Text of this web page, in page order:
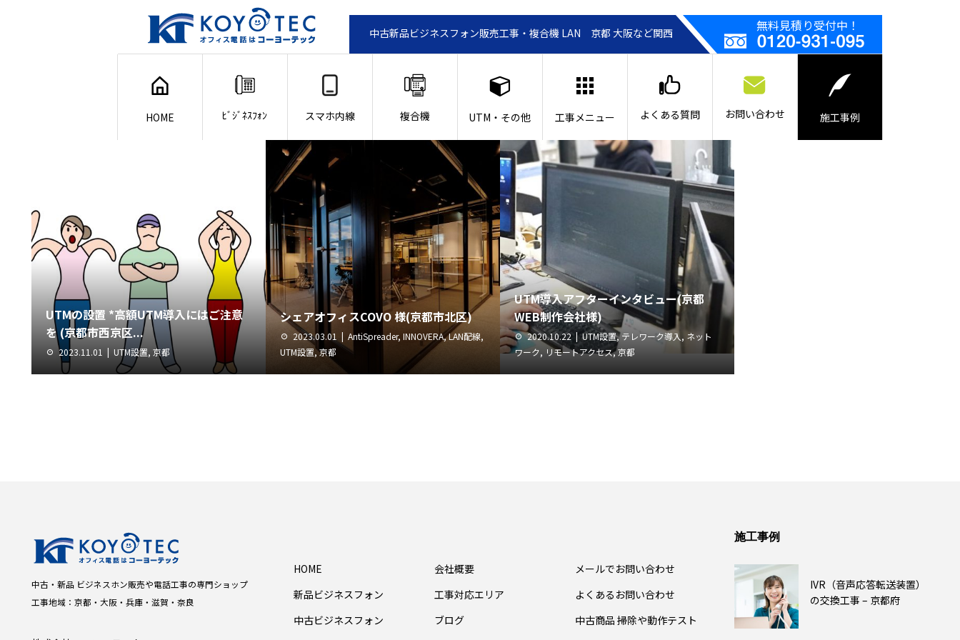
中古新品ビジネスフォン販売工事・複合機 LAN 京都 大阪など関西 無料見積り受付中！
HOME ﾋﾞｼﾞﾈｽﾌｫﾝ スマホ内線 複合機 UTM・その他 工事メニュー よくある質問 お問い合わせ 施工事例
UTMの設置 *高額UTM導入にはご注意
を (京都市西京区...
2023.11.01 UTM設置, 京都
シェアオフィスCOVO 様(京都市北区)
2023.03.01 AntiSpreader, INNOVERA,LAN配線,
UTM設置,京都
UTM導入アフターインタビュー(京都
WEB制作会社様)
2020.10.22 UTM設置,テレワーク導入, ネット
ワーク, リモートアクセス,京都
中古・新品 ビジネスホン販売や電話工事の専門ショップ
工事地域：京都・大阪・兵庫・滋賀・奈良
HOME
新品ビジネスフォン
中古ビジネスフォン
会社概要
工事対応エリア
ブログ
メールでお問い合わせ
よくあるお問い合わせ
中古商品 掃除や動作テスト
施工事例
IVR（音声応答転送装置）
の交換工事 – 京都府